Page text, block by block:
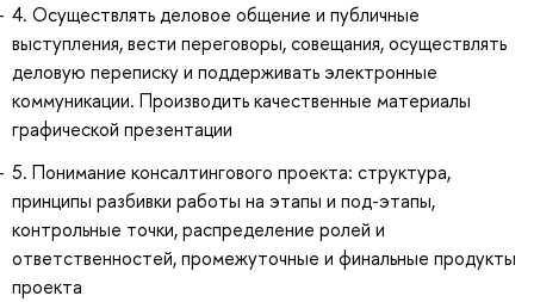
4. Осуществлять деловое общение и публичные
выступления, вести переговоры, совещания, осуществлять
деловую переписку и поддерживать электронные
коммуникации. Производить качественные материалы
графической презентации
5. Понимание консалтингового проекта: структура,
принципы разбивки работы на этапы и под-этапы,
контрольные точки, распределение ролей и
ответственностей, промежуточные и финальные продукты
проекта